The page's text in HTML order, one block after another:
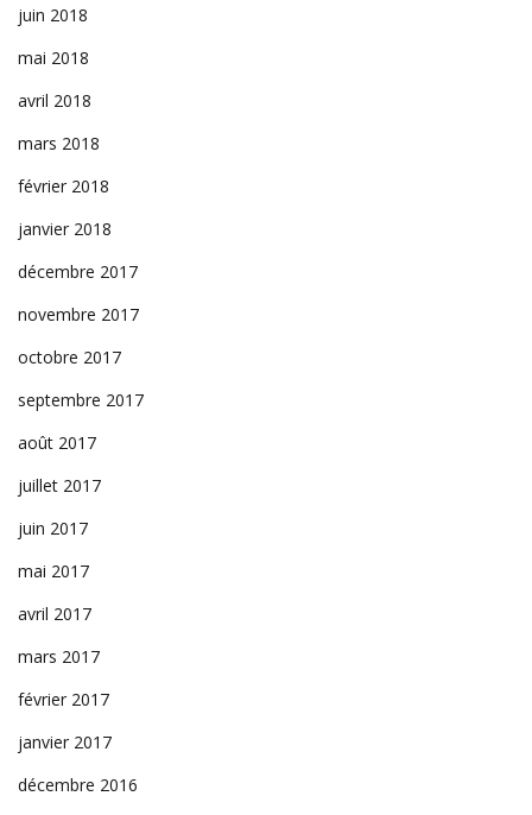
juin 2018
mai 2018
avril 2018
mars 2018
février 2018
janvier 2018
décembre 2017
novembre 2017
octobre 2017
septembre 2017
août 2017
juillet 2017
juin 2017
mai 2017
avril 2017
mars 2017
février 2017
janvier 2017
décembre 2016